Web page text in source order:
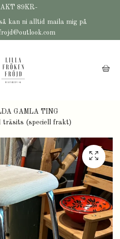
89KR-
kan ni alltid maila mig på
GAMLA TING
träsits (speciell frakt)